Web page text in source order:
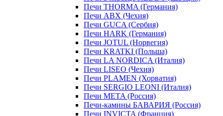
Печи THORMA (Германия)
Печи ABX (Чехия)
Печи GUCA (Сербия)
Печи HARK (Германия)
Печи JOTUL (Норвегия)
Печи KRATKI (Польша)
Печи LA NORDICA (Италия)
Печи LISEO (Чехия)
Печи PLAMEN (Хорватия)
Печи SERGIO LEONI (Италия)
Печи META (Россия)
Печи-камины БАВАРИЯ (Россия)
Печи INVICTA (Франция)